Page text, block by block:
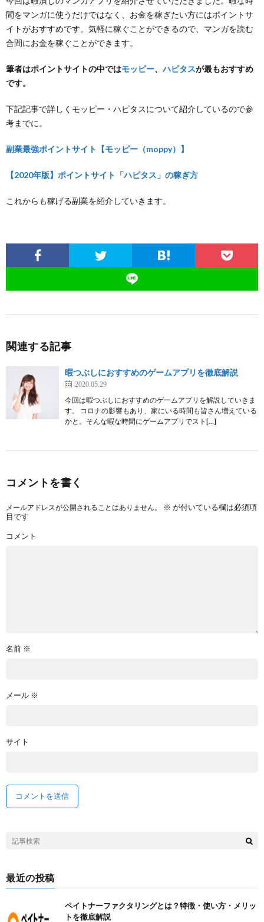
間をマンガに使うだけではなく、お金を稼ぎたい方にはポイントサ
イトがおすすめです。気軽に稼ぐことができるので、マンガを読む
合間にお金を稼ぐことができます。
筆者はポイントサイトの中ではモッピー、ハピタスが最もおすすめ
です。
下記記事で詳しくモッピー・ハピタスについて紹介しているので参
考までに。
副業最強ポイントサイト【モッピー（moppy）】
【2020年版】ポイントサイト「ハピタス」の稼ぎ方
これからも稼げる副業を紹介していきます。
関連する記事
暇つぶしにおすすめのゲームアプリを徹底解説
2020.05.29
今回は暇つぶしにおすすめのゲームアプリを解説していきま
す。 コロナの影響もあり、家にいる時間も皆さん増えている
かと。そんな暇な時間にゲームアプリでスト[…]
コメントを書く
メールアドレスが公開されることはありません。 ※ が付いている欄は必須項
目です
コメント
名前 ※
メール ※
サイト
最近の投稿
ペイトナーファクタリングとは？特徴・使い方・メリッ
トを徹底解説